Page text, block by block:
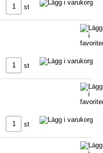
st
st
st